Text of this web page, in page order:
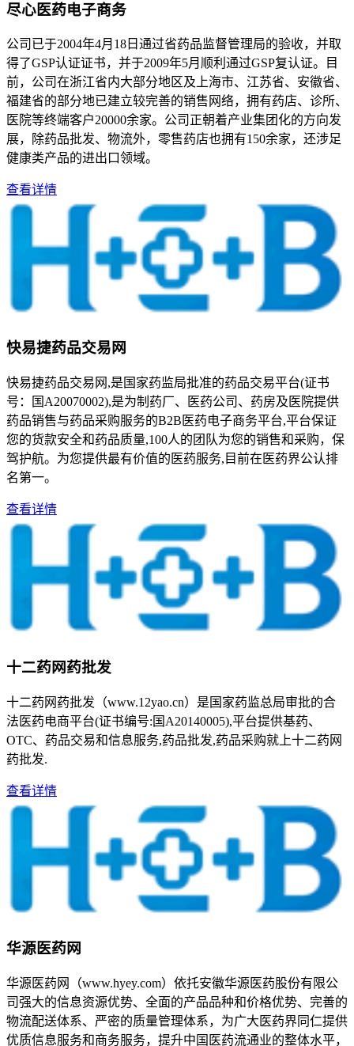
尽心医药电子商务
公司已于2004年4月18日通过省药品监督管理局的验收，并取
得了GSP认证证书，并于2009年5月顺利通过GSP复认证。目
前，公司在浙江省内大部分地区及上海市、江苏省、安徽省、
福建省的部分地已建立较完善的销售网络，拥有药店、诊所、
医院等终端客户20000余家。公司正朝着产业集团化的方向发
展，除药品批发、物流外，零售药店也拥有150余家，还涉足
健康类产品的进出口领域。
查看详情
快易捷药品交易网
快易捷药品交易网,是国家药监局批准的药品交易平台(证书
号：国A20070002),是为制药厂、医药公司、药房及医院提供
药品销售与药品采购服务的B2B医药电子商务平台,平台保证
您的货款安全和药品质量,100人的团队为您的销售和采购，保
驾护航。为您提供最有价值的医药服务,目前在医药界公认排
名第一。
查看详情
十二药网药批发
十二药网药批发（www.12yao.cn）是国家药监总局审批的合
法医药电商平台(证书编号:国A20140005),平台提供基药、
OTC、药品交易和信息服务,药品批发,药品采购就上十二药网
药批发.
查看详情
华源医药网
华源医药网（www.hyey.com）依托安徽华源医药股份有限公
司强大的信息资源优势、全面的产品品种和价格优势、完善的
物流配送体系、严密的质量管理体系，为广大医药界同仁提供
优质信息服务和商务服务，提升中国医药流通业的整体水平，